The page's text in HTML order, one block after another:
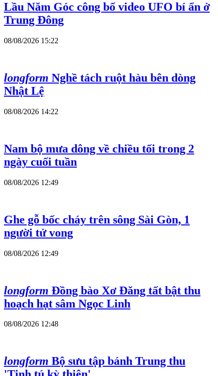
Lầu Năm Góc công bố video UFO bí ẩn ở
Trung Đông
08/08/2026 15:22
longform Nghề tách ruột hàu bên dòng
Nhật Lệ
08/08/2026 14:22
Nam bộ mưa dông về chiều tối trong 2
ngày cuối tuần
08/08/2026 12:49
Ghe gỗ bốc cháy trên sông Sài Gòn, 1
người tử vong
08/08/2026 12:49
longform Đồng bào Xơ Đăng tất bật thu
hoạch hạt sâm Ngọc Linh
08/08/2026 12:48
longform Bộ sưu tập bánh Trung thu